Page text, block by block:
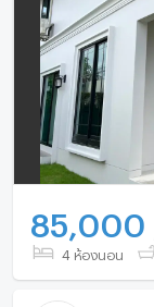
85,000
4 ห้องนอน